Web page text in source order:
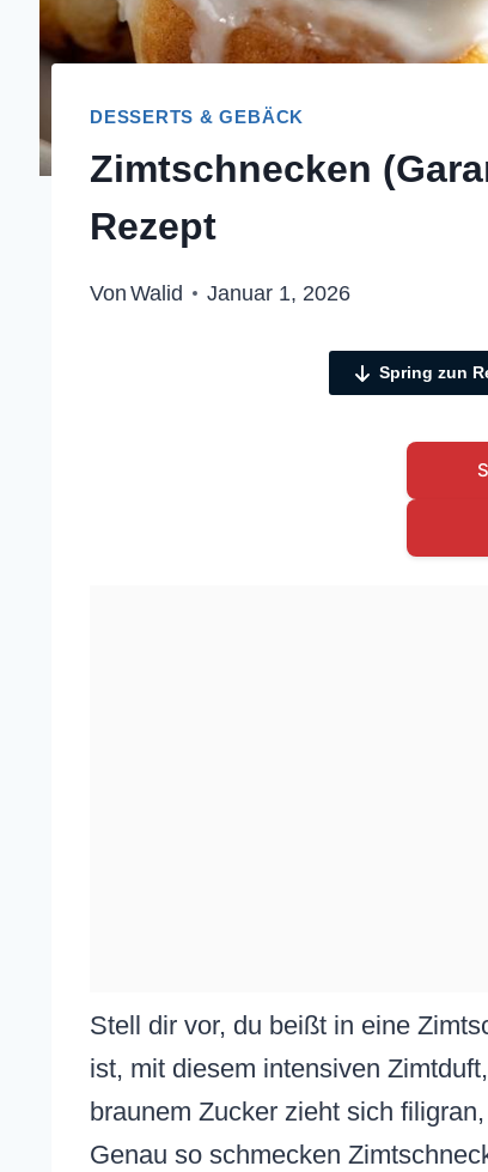
DESSERTS & GEBÄCK
Zimtschnecken
Rezept
Von Walid Januar 1, 2026
Spring zun
Stell dir vor, du beißt in eine
ist, mit diesem intensiven
braunem Zucker zieht sich
Genau so schmecken